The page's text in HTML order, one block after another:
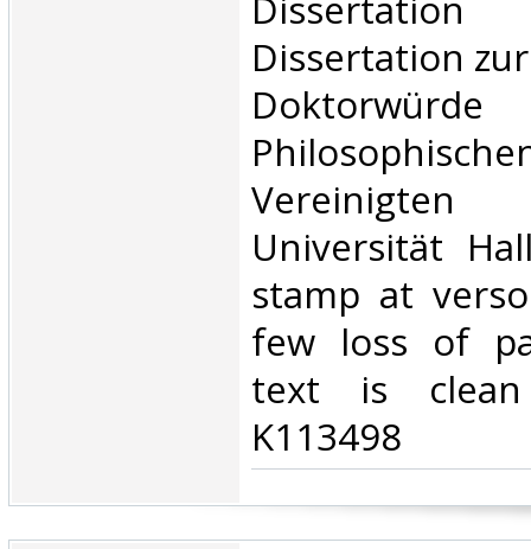
Dissertation
Universität
stamp at
few loss of
text is
K113498‎